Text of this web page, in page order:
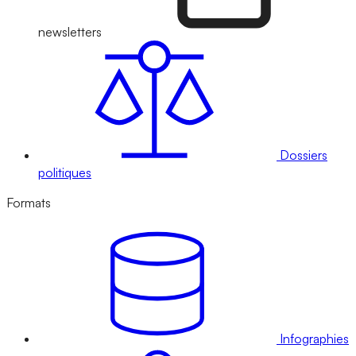
newsletters
Dossiers
politiques
Formats
Infographies